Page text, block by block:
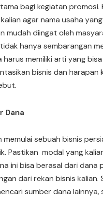
bagi kegiatan promosi.
agar nama usaha
mudah diingat oleh
hanya sembarangan
harus memiliki arti yang bisa
bisnis dan harapan
Dana
memulai sebuah bisnis
Pastikan modal yang
ini bisa berasal dari dana
dari rekan bisnis kalian.
sumber dana lainnya,